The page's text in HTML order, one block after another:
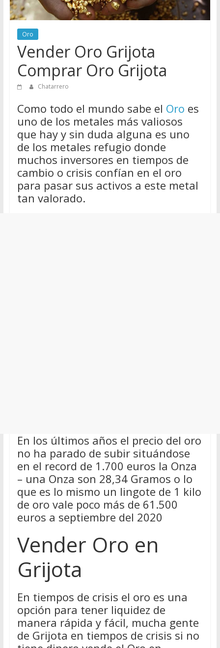
de
Chatarreros
para
vender
Chatarra
Oro
Vender Oro Grijota
Comprar Oro Grijota
Chatarrero
Como todo el mundo sabe el Oro es
uno de los metales más valiosos
que hay y sin duda alguna es uno
de los metales refugio donde
muchos inversores en tiempos de
cambio o crisis confían en el oro
para pasar sus activos a este metal
tan valorado.
En los últimos años el precio del oro
no ha parado de subir situándose
en el record de 1.700 euros la Onza
– una Onza son 28,34 Gramos o lo
que es lo mismo un lingote de 1 kilo
de oro vale poco más de 61.500
euros a septiembre del 2020
Vender Oro en
Grijota
En tiempos de crisis el oro es una
opción para tener liquidez de
manera rápida y fácil, mucha gente
de Grijota en tiempos de crisis si no